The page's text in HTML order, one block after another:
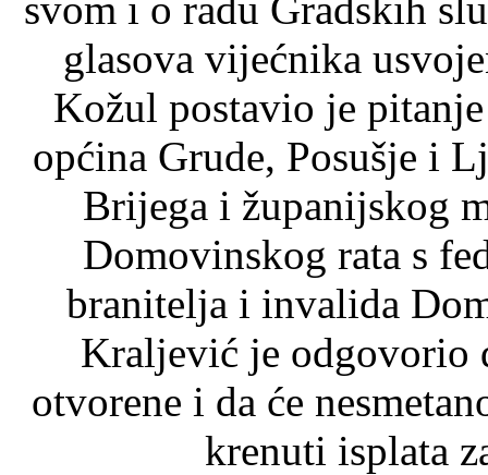
glasova vijećnika
Kožul postavio je
općina Grude, Posušje i
Brijega i županijskog
Domovinskog rata s
branitelja i invalida
Kraljević je odgovorio
otvorene i da će
krenuti isplata